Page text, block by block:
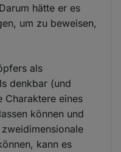
hätte er es
um zu beweisen,
als
denkbar (und
Charaktere eines
können und
kann es